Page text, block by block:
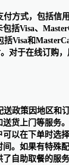
方式，包括信
括Visa、
括Visa和
对于在线订购
政策因地区和
货上门等服务
以在下单时选
。如果有特殊
自助取餐的服